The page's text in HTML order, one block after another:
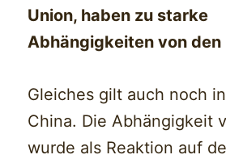
Union, haben zu starke
Abhängigkeiten von den
Gleiches gilt auch noch
China. Die Abhängigkeit
wurde als Reaktion auf